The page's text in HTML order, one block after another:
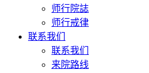
师行院誌
师行戒律
联系我们
联系我们
来院路线